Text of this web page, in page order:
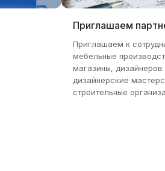
Приглашаем
Приглашаем к
мебельные
магазины, дизайнеров
дизайнерские
строительные